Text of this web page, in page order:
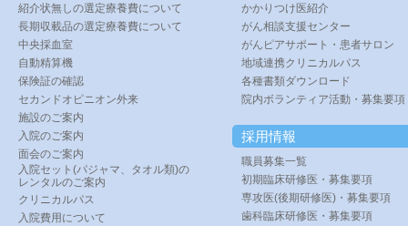
紹介状無しの選定療養費について
長期収載品の選定療養費について
中央採血室
自動精算機
保険証の確認
セカンドオピニオン外来
施設のご案内
入院のご案内
面会のご案内
入院セット(パジャマ、タオル類)の
レンタルのご案内
クリニカルパス
入院費用について
かかりつけ医紹介
がん相談支援センター
がんピアサポート・患者サロン
地域連携クリニカルパス
各種書類ダウンロード
院内ボランティア活動・募集要項
採用情報
職員募集一覧
初期臨床研修医・募集要項
専攻医(後期研修医)・募集要項
歯科臨床研修医・募集要項